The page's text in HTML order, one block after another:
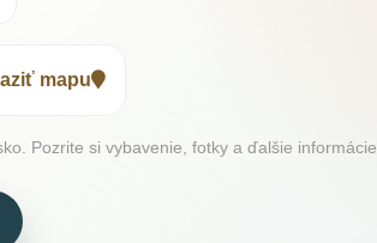
mapu
Pozrite si vybavenie, fotky a ďalšie informácie.